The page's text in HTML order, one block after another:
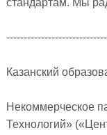
стандартам. Мы
Казанский
Некоммерческое
Технологий»